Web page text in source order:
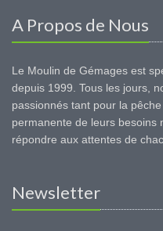
A Propos de Nous
Le Moulin de Gémages est
depuis 1999. Tous les jours,
passionnés tant pour la
permanente de leurs besoins
répondre aux attentes de
Newsletter